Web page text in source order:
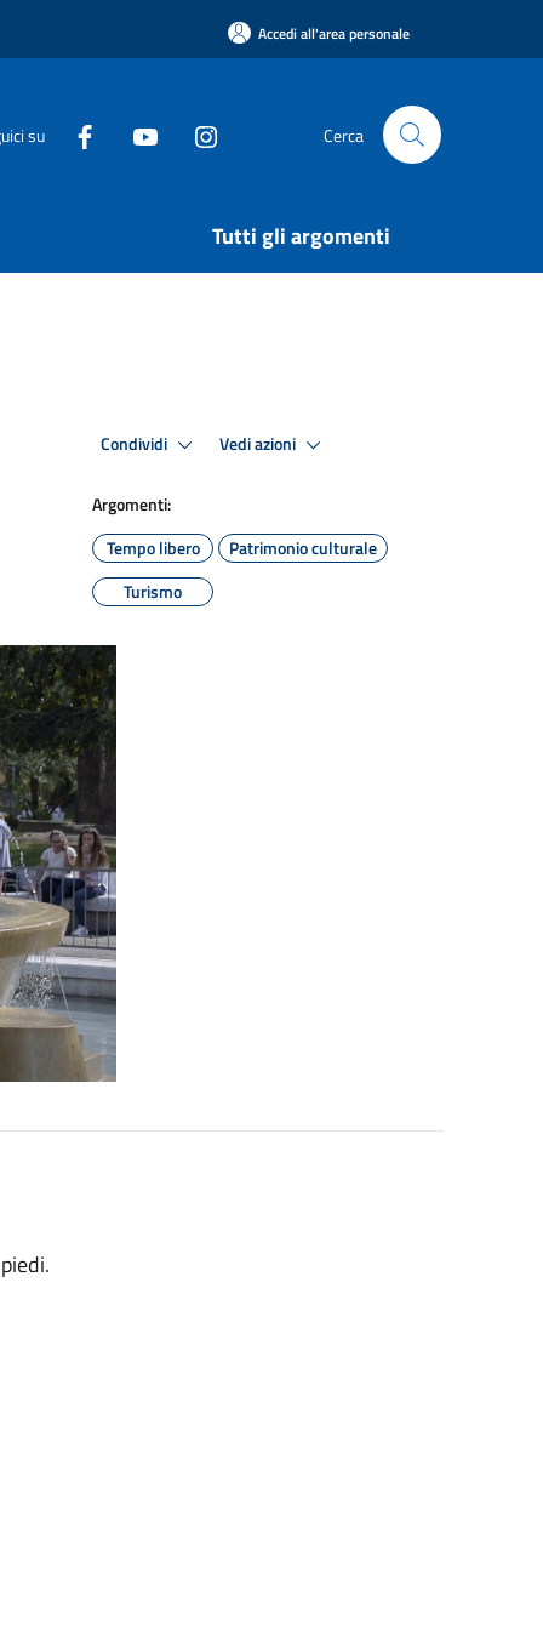
Accedi all'area personale
su Cerca
Tutti gli argomenti
Condividi Vedi azioni
Argomenti:
Tempo libero
Patrimonio culturale
Turismo